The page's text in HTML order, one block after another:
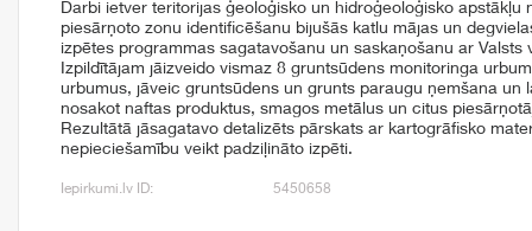
Darbi ietver teritorijas ģeoloģisko un hidroģeoloģisko apstākļu
piesārņoto zonu identificēšanu bijušās katlu mājas un
izpētes programmas sagatavošanu un saskaņošanu ar Valsts
Izpildītājam jāizveido vismaz 8 gruntsūdens monitoringa
urbumus, jāveic gruntsūdens un grunts paraugu ņemšana un
nosakot naftas produktus, smagos metālus un citus
Rezultātā jāsagatavo detalizēts pārskats ar kartogrāfisko
nepieciešamību veikt padziļināto izpēti.
Iepirkumi.lv ID: 5450658